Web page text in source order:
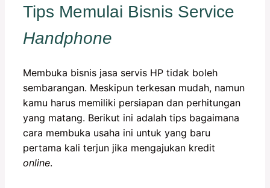
Tips Memulai Bisnis Service
Handphone
Membuka bisnis jasa servis HP tidak boleh
sembarangan. Meskipun terkesan mudah, namun
kamu harus memiliki persiapan dan perhitungan
yang matang. Berikut ini adalah tips bagaimana
cara membuka usaha ini untuk yang baru
pertama kali terjun jika mengajukan kredit
online.